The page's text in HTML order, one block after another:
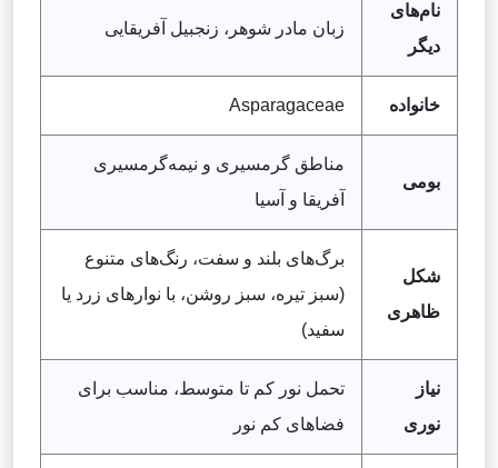
نام‌های
دیگر
زبان مادر شوهر، زنجبیل آفریقایی
خانواده Asparagaceae
بومی
مناطق گرمسیری و نیمه‌گرمسیری
آفریقا و آسیا
شکل
ظاهری
برگ‌های بلند و سفت، رنگ‌های متنوع
(سبز تیره، سبز روشن، با نوارهای زرد یا
سفید)
نیاز
نوری
تحمل نور کم تا متوسط، مناسب برای
فضاهای کم نور